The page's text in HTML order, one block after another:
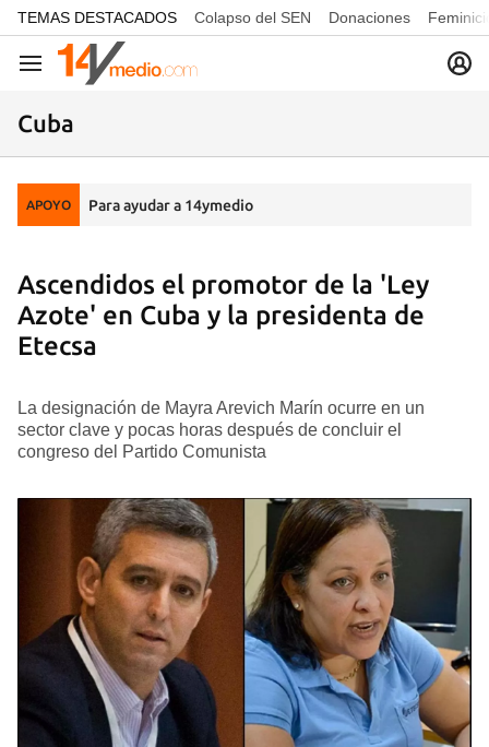
common.go-to-content
TEMAS DESTACADOS Colapso del SEN Donaciones
Navegación
Cuba
APOYO Para ayudar a 14ymedio
Ascendidos el promotor de la 'Ley
Azote' en Cuba y la presidenta de
Etecsa
La designación de Mayra Arevich Marín ocurre en un
sector clave y pocas horas después de concluir el
congreso del Partido Comunista